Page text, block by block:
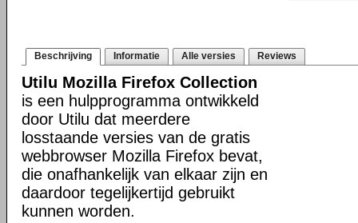
Beschrijving Informatie Alle versies Reviews
Utilu Mozilla Firefox Collection
is een hulpprogramma ontwikkeld
door Utilu dat meerdere
losstaande versies van de gratis
webbrowser Mozilla Firefox bevat,
die onafhankelijk van elkaar zijn en
daardoor tegelijkertijd gebruikt
kunnen worden.